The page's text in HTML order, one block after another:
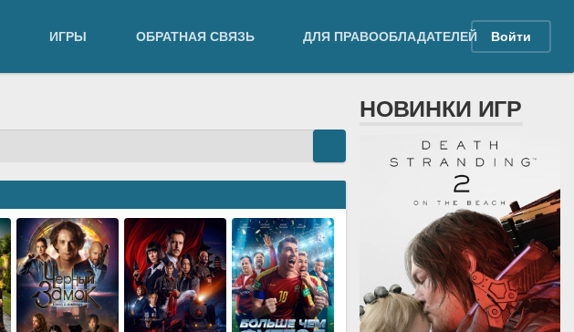
ИГРЫ ОБРАТНАЯ СВЯЗЬ ДЛЯ ПРАВООБЛАДАТЕЛЕЙ Войти
НОВИНКИ ИГР